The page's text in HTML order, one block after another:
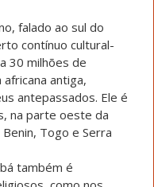
falado ao sul do
contínuo cultural-
30 milhões de
antiga,
antepassados. Ele é
na parte oeste da
Togo e Serra
também é